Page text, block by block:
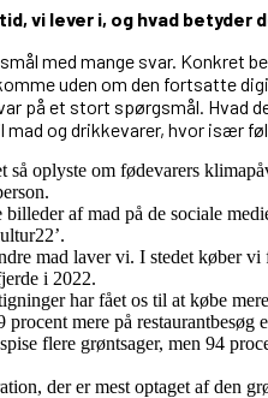
vi lever i, og hvad betyder
med mange svar. Konkret
uden om den fortsatte
på et stort spørgsmål. Hvad
mad og drikkevarer, hvor især
oplyste om fødevarers
billeder af mad på de sociale
mad laver vi. I stedet køber
i 2022.
har fået os til at købe
procent mere på restaurantbesøg
flere grøntsager, men 94
der er mest optaget af den